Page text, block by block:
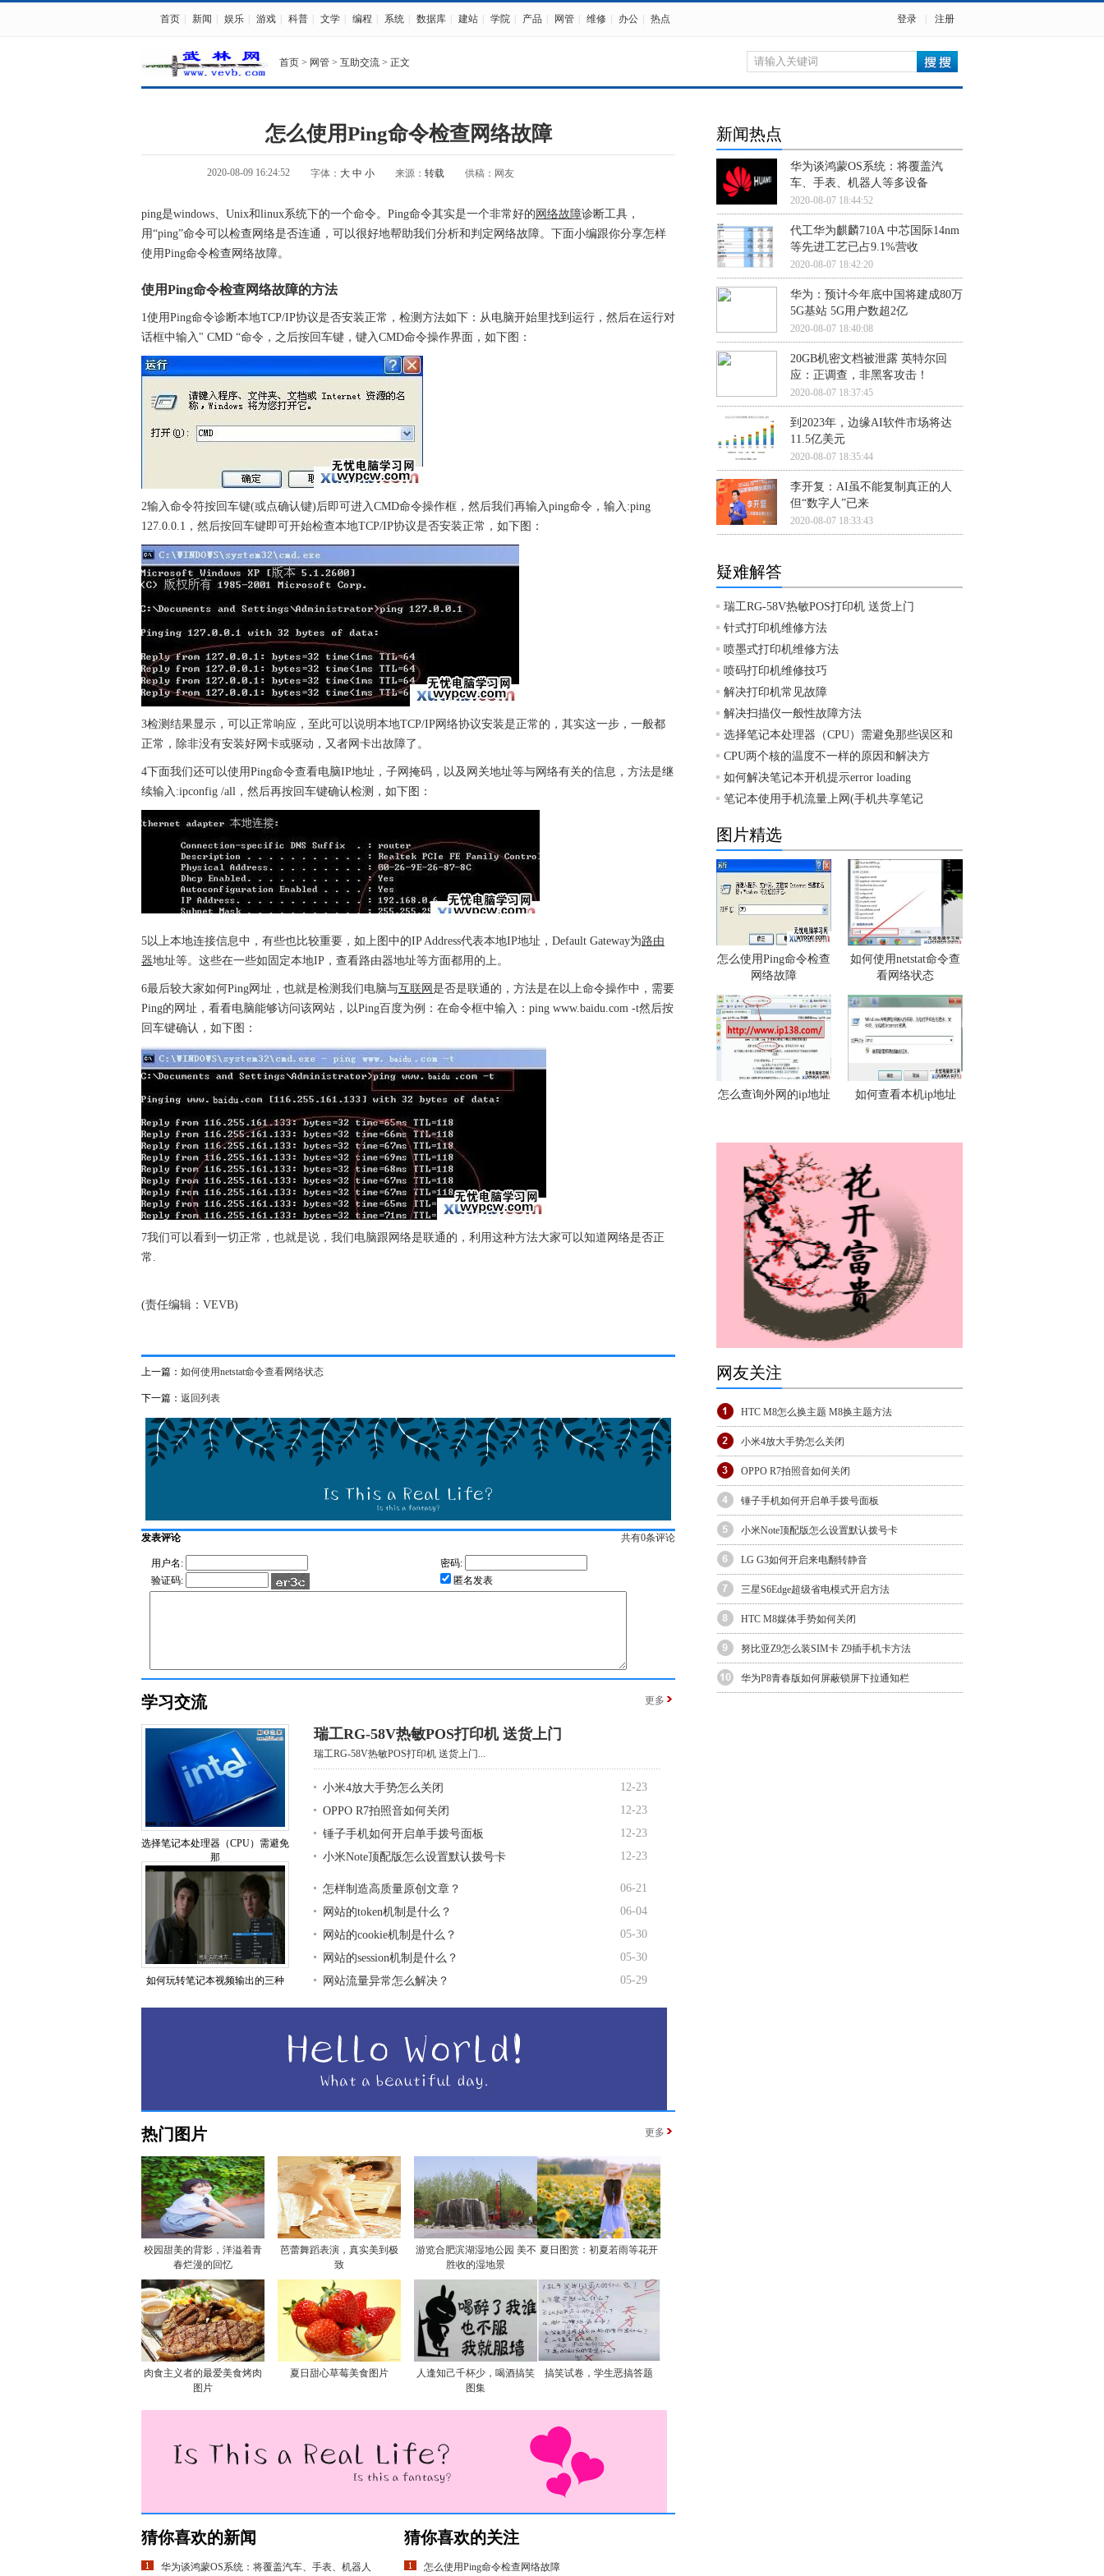
首页 新闻 娱乐 游戏 科普 文学 编程 系统 数据库 建站 学院 产品 网管 维修 办公 热点 登录 注册
首页 > 网管 > 互助交流 > 正文
怎么使用Ping命令检查网络故障
2020-08-09 16:24:52 字体： 大 中 小 来源： 转载 供稿：网友
ping是windows、Unix和linux系统下的一个命令。Ping命令其实是一个非常好的 网络故障诊断工具，
用“ping”命令可以检查网络是否连通，可以很好地帮助我们分析和判定网络故障。下面小编跟你分享怎样
使用Ping命令检查网络故障。
使用Ping命令检查网络故障的方法
1使用Ping命令诊断本地TCP/IP协议是否安装正常，检测方法如下：从电脑开始里找到运行，然后在运行对
话框中输入" CMD “命令，之后按回车键，键入CMD命令操作界面，如下图：
2输入命令符按回车键(或点确认键)后即可进入CMD命令操作框，然后我们再输入ping命令，输入:ping
127.0.0.1，然后按回车键即可开始检查本地TCP/IP协议是否安装正常，如下图：
3检测结果显示，可以正常响应，至此可以说明本地TCP/IP网络协议安装是正常的，其实这一步，一般都
正常，除非没有安装好网卡或驱动，又者网卡出故障了。
4下面我们还可以使用Ping命令查看电脑IP地址，子网掩码，以及网关地址等与网络有关的信息，方法是继
续输入:ipconfig /all，然后再按回车键确认检测，如下图：
5以上本地连接信息中，有些也比较重要，如上图中的IP Address代表本地IP地址，Default Gateway为路由
器地址等。这些在一些如固定本地IP，查看路由器地址等方面都用的上。
6最后较大家如何Ping网址，也就是检测我们电脑与互联网 是否是联通的，方法是在以上命令操作中，需要
Ping的网址，看看电脑能够访问该网站，以Ping百度为例：在命令框中输入：ping www.baidu.com -t然后按
回车键确认，如下图：
7我们可以看到一切正常，也就是说，我们电脑跟网络是联通的，利用这种方法大家可以知道网络是否正
常.
(责任编辑：VEVB)
上一篇： 如何使用netstat命令查看网络状态
下一篇： 返回列表
发表评论 共有0条评论
用户名:
密码:
验证码:
匿名发表
学习交流 更多
选择笔记本处理器（CPU）需避免
那
如何玩转笔记本视频输出的三种
瑞工RG-58V热敏POS打印机 送货上门
瑞工RG-58V热敏POS打印机 送货上门...
小米4放大手势怎么关闭
12-23
OPPO R7拍照音如何关闭
12-23
锤子手机如何开启单手拨号面板
12-23
小米Note顶配版怎么设置默认拨号卡
12-23
怎样制造高质量原创文章？
06-21
网站的token机制是什么？
06-04
网站的cookie机制是什么？
05-30
网站的session机制是什么？
05-30
网站流量异常怎么解决？
05-29
热门图片 更多
校园甜美的背影，洋溢着青
春烂漫的回忆
芭蕾舞蹈表演，真实美到极
致
游览合肥滨湖湿地公园 美不
胜收的湿地景
夏日图赏：初夏若雨等花开
肉食主义者的最爱美食烤肉
图片
夏日甜心草莓美食图片
人逢知己千杯少，喝酒搞笑
图集
搞笑试卷，学生恶搞答题
猜你喜欢的新闻
华为谈鸿蒙OS系统：将覆盖汽车、手表、机器人
猜你喜欢的关注
怎么使用Ping命令检查网络故障
新闻热点
华为谈鸿蒙OS系统：将覆盖汽
车、手表、机器人等多设备
2020-08-07 18:44:52
代工华为麒麟710A 中芯国际14nm
等先进工艺已占9.1%营收
2020-08-07 18:42:20
华为：预计今年底中国将建成80万
5G基站 5G用户数超2亿
2020-08-07 18:40:08
20GB机密文档被泄露 英特尔回
应：正调查，非黑客攻击！
2020-08-07 18:37:45
到2023年，边缘AI软件市场将达
11.5亿美元
2020-08-07 18:35:44
李开复：AI虽不能复制真正的人
但“数字人”已来
2020-08-07 18:33:43
疑难解答
瑞工RG-58V热敏POS打印机 送货上门
针式打印机维修方法
喷墨式打印机维修方法
喷码打印机维修技巧
解决打印机常见故障
解决扫描仪一般性故障方法
选择笔记本处理器（CPU）需避免那些误区和
CPU两个核的温度不一样的原因和解决方
如何解决笔记本开机提示error loading
笔记本使用手机流量上网(手机共享笔记
图片精选
怎么使用Ping命令检查
网络故障
如何使用netstat命令查
看网络状态
怎么查询外网的ip地址 如何查看本机ip地址
网友关注
HTC M8怎么换主题 M8换主题方法
小米4放大手势怎么关闭
OPPO R7拍照音如何关闭
锤子手机如何开启单手拨号面板
小米Note顶配版怎么设置默认拨号卡
LG G3如何开启来电翻转静音
三星S6Edge超级省电模式开启方法
HTC M8媒体手势如何关闭
努比亚Z9怎么装SIM卡 Z9插手机卡方法
华为P8青春版如何屏蔽锁屏下拉通知栏